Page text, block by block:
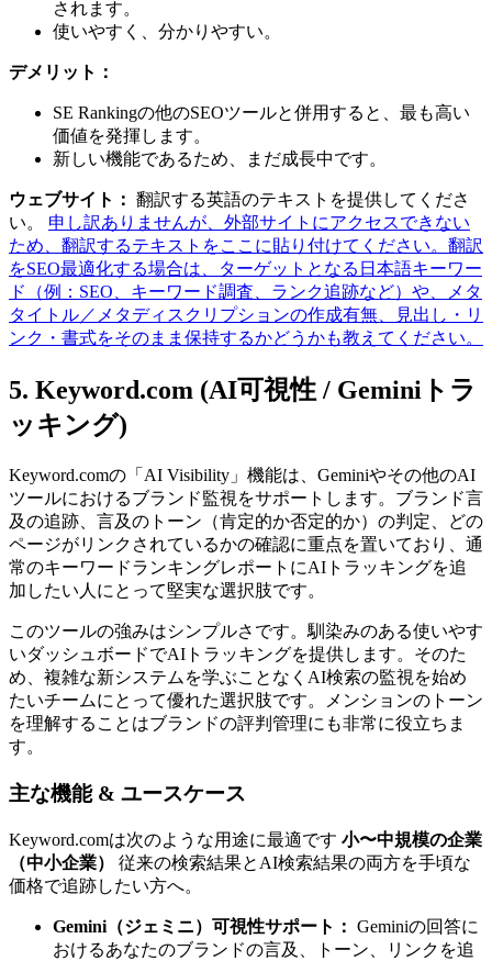
されます。
使いやすく、分かりやすい。
デメリット：
SE Rankingの他のSEOツールと併用すると、最も高い
価値を発揮します。
新しい機能であるため、まだ成長中です。
ウェブサイト： 翻訳する英語のテキストを提供してくださ
い。 申し訳ありませんが、外部サイトにアクセスできない
ため、翻訳するテキストをここに貼り付けてください。翻訳
をSEO最適化する場合は、ターゲットとなる日本語キーワー
ド（例：SEO、キーワード調査、ランク追跡など）や、メタ
タイトル／メタディスクリプションの作成有無、見出し・リ
ンク・書式をそのまま保持するかどうかも教えてください。
5. Keyword.com (AI可視性 / Geminiトラ
ッキング)
Keyword.comの「AI Visibility」機能は、Geminiやその他のAI
ツールにおけるブランド監視をサポートします。ブランド言
及の追跡、言及のトーン（肯定的か否定的か）の判定、どの
ページがリンクされているかの確認に重点を置いており、通
常のキーワードランキングレポートにAIトラッキングを追
加したい人にとって堅実な選択肢です。
このツールの強みはシンプルさです。馴染みのある使いやす
いダッシュボードでAIトラッキングを提供します。そのた
め、複雑な新システムを学ぶことなくAI検索の監視を始め
たいチームにとって優れた選択肢です。メンションのトーン
を理解することはブランドの評判管理にも非常に役立ちま
す。
主な機能 & ユースケース
Keyword.comは次のような用途に最適です 小〜中規模の企業
（中小企業）
従来の検索結果とAI検索結果の両方を手頃な
価格で追跡したい方へ。
Gemini（ジェミニ）可視性サポート： Geminiの回答に
おけるあなたのブランドの言及、トーン、リンクを追